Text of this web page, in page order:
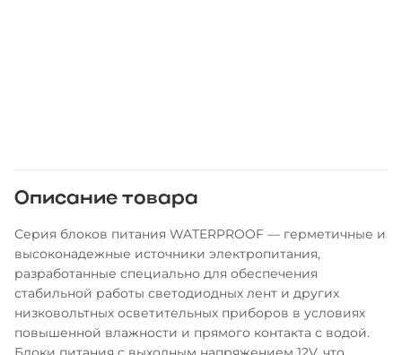
Описание товара
Серия блоков питания WATERPROOF — герметичные и
высоконадежные источники электропитания,
разработанные специально для обеспечения
стабильной работы светодиодных лент и других
низковольтных осветительных приборов в условиях
повышенной влажности и прямого контакта с водой.